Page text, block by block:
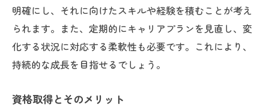
明確にし、それに向けたスキルや経験を積むことが考え
られます。また、定期的にキャリアプランを見直し、変
化する状況に対応する柔軟性も必要です。これにより、
持続的な成長を目指せるでしょう。
資格取得とそのメリット